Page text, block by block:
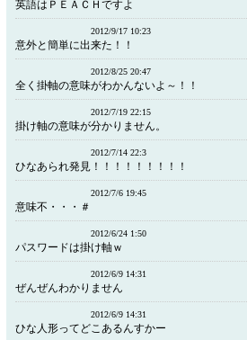
英語はＰＥＡＣＨですよ
2012/9/17 10:23
意外と簡単に出来た！！
2012/8/25 20:47
全く掛軸の意味がわかんないよ～！！
2012/7/19 22:15
掛け軸の意味が分かりません。
2012/7/14 22:3
ひなあられ発見！！！！！！！！！
2012/7/6 19:45
意味不・・・＃
2012/6/24 1:50
パスワードは掛け軸ｗ
2012/6/9 14:31
ぜんぜんわかりません
2012/6/9 14:31
ひな人形ってどこあるんすかー